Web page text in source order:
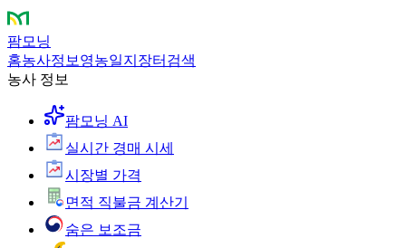
팜모닝
홈농사정보 영농일지 장터 검색
농사 정보
팜모닝 AI
실시간 경매 시세
시장별 가격
면적 직불금 계산기
숨은 보조금